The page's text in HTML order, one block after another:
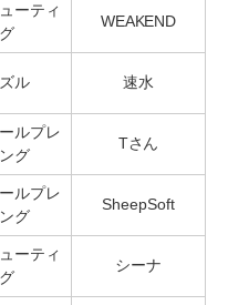
ーティ
WEAKEND
ル 速水
ルプレ
グ
Tさん
ルプレ
グ
SheepSoft
ーティ
シーナ